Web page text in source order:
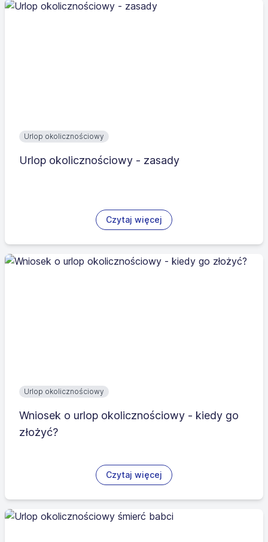
Urlop okolicznościowy
Urlop okolicznościowy - zasady
Czytaj więcej
Urlop okolicznościowy
Wniosek o urlop okolicznościowy - kiedy go
złożyć?
Czytaj więcej